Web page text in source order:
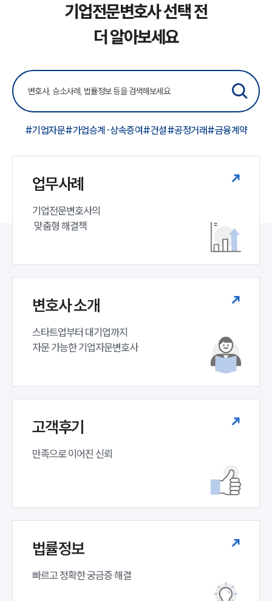
기업전문변호사 선택 전
더 알아보세요
#기업자문#가업승계·상속증여#건설#공정거래#금융계약
업무사례
기업전문변호사의
맞춤형 해결책
변호사 소개
스타트업부터 대기업까지
자문 가능한 기업자문변호사
고객후기
만족으로 이어진 신뢰
법률정보
빠르고 정확한 궁금증 해결